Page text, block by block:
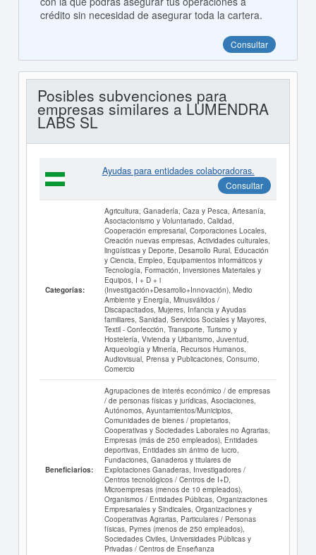
crédito sin necesidad de asegurar toda la cartera.
Consultar
Posibles subvenciones para
empresas similares a LUMENDRA
LABS SL
Ayudas para entidades colaboradoras.
Consultar
Categorías:
Agricultura, Ganadería, Caza y Pesca, Artesanía,
Asociacionismo y Voluntariado, Calidad,
Cooperación empresarial, Corporaciones Locales,
Creación nuevas empresas, Actividades culturales,
lingüísticas y Deporte, Desarrollo Rural, Educación
y Ciencia, Empleo, Equipamientos informáticos y
Tecnología, Formación, Inversiones Materiales y
Equipos, I + D + i
(Investigación+Desarrollo+Innovación), Medio
Ambiente y Energía, Minusválidos /
Discapacitados, Mujeres, Infancia y Ayudas
familiares, Sanidad, Servicios Sociales y Mayores,
Textil - Confección, Transporte, Turismo y
Hostelería, Vivienda y Urbanismo, Juventud,
Arqueología y Minería, Recursos Humanos,
Audiovisual, Prensa y Publicaciones, Consumo,
Comercio
Beneficiarios:
Agrupaciones de interés económico / de empresas
/ de personas físicas y jurídicas, Asociaciones,
Autónomos, Ayuntamientos/Municipios,
Comunidades de bienes / propietarios,
Cooperativas y Sociedades Laborales no Agrarias,
Empresas (más de 250 empleados), Entidades
deportivas, Entidades sin ánimo de lucro,
Fundaciones, Ganaderos y titulares de
Explotaciones Ganaderas, Investigadores /
Centros tecnológicos / Centros de I+D,
Microempresas (menos de 10 empleados),
Organismos / Entidades Públicas, Organizaciones
Empresariales y Sindicales, Organizaciones y
Cooperativas Agrarias, Particulares / Personas
físicas, Pymes (menos de 250 empleados),
Sociedades Civiles, Universidades Públicas y
Privadas / Centros de Enseñanza